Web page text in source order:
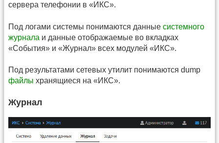
сервера телефонии в «ИКС».
Под логами системы понимаются данные системного
журнала и данные отображаемые во вкладках
«События» и «Журнал» всех модулей «ИКС».
Под результатами сетевых утилит понимаются dump
файлы хранящиеся на «ИКС».
Журнал